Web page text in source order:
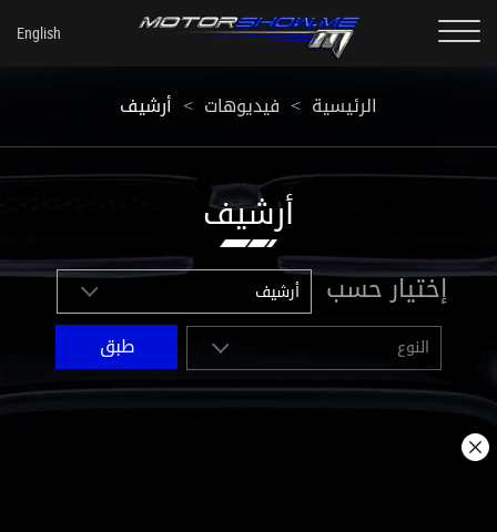
الرئيسية < فيديوهات < أرشيف
أرشيف
إختيار حسب